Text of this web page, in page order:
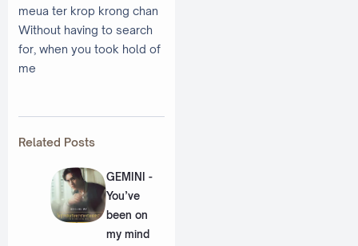
meua ter krop krong chan
Without having to search
for, when you took hold of
me
Related Posts
GEMINI -
You’ve
been on
my mind